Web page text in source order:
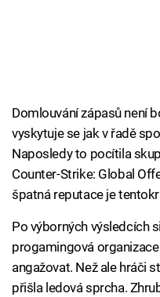
Domlouvání zápasů není
vyskytuje se jak v řadě
Naposledy to pocítila
Counter-Strike: Global
špatná reputace je
Po výborných výsledcích
progamingová
angažovat. Než ale hráči
přišla ledová sprcha.